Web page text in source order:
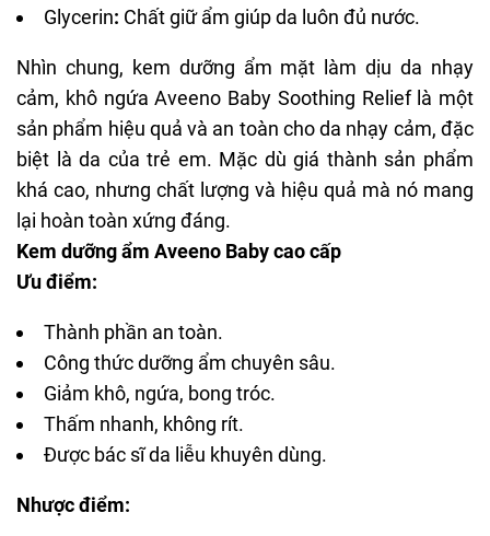
Glycerin: Chất giữ ẩm giúp da luôn đủ nước.
Nhìn chung, kem dưỡng ẩm mặt làm dịu da nhạy
cảm, khô ngứa Aveeno Baby Soothing Relief là một
sản phẩm hiệu quả và an toàn cho da nhạy cảm, đặc
biệt là da của trẻ em. Mặc dù giá thành sản phẩm
khá cao, nhưng chất lượng và hiệu quả mà nó mang
lại hoàn toàn xứng đáng.
Kem dưỡng ẩm Aveeno Baby cao cấp
Ưu điểm:
Thành phần an toàn.
Công thức dưỡng ẩm chuyên sâu.
Giảm khô, ngứa, bong tróc.
Thấm nhanh, không rít.
Được bác sĩ da liễu khuyên dùng.
Nhược điểm: